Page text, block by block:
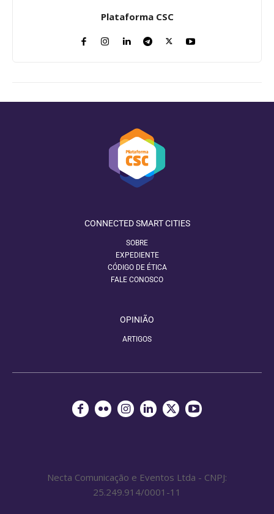
Plataforma CSC
CONNECTED SMART CITIES
SOBRE
EXPEDIENTE
CÓDIGO DE ÉTICA
FALE CONOSCO
OPINIÃO
ARTIGOS
Necta Comunicação e Eventos Ltda - CNPJ:
25.249.914/0001-11